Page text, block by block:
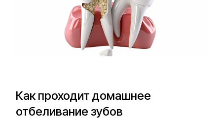
Как проходит домашнее
отбеливание зубов